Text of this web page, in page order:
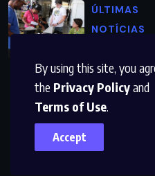
By using this site, you
the Privacy Policyand
Terms of Use.
Accept
ÚLTIMAS
NOTÍCIAS
Partidos
registrarem